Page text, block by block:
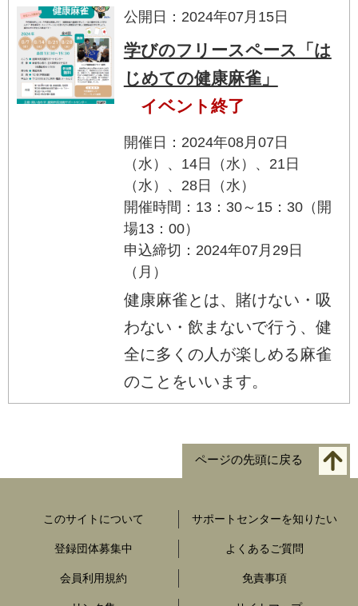
公開日：2024年07月15日
学びのフリースペース「は
じめての健康麻雀」
イベント終了
開催日：2024年08月07日
（水）、14日（水）、21日
（水）、28日（水）
開催時間：13：30～15：30（開
場13：00）
申込締切：2024年07月29日
（月）
健康麻雀とは、賭けない・吸
わない・飲まないで行う、健
全に多くの人が楽しめる麻雀
のことをいいます。
ページの先頭に戻る
このサイトについて サポートセンターを知りたい
登録団体募集中 よくあるご質問
会員利用規約 免責事項